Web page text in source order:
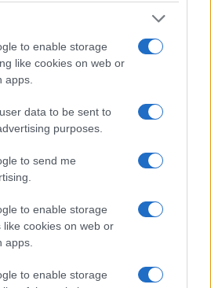
to enable storage
like cookies on web or
apps.
data to be sent to
purposes.
to send me
to enable storage
like cookies on web or
apps.
to enable storage